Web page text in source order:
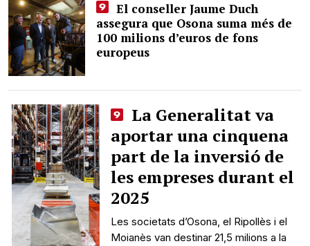
El conseller Jaume Duch
assegura que Osona suma més de
100 milions d’euros de fons
europeus
La Generalitat va
aportar una cinquena
part de la inversió de
les empreses durant el
2025
Les societats d’Osona, el Ripollès i el
Moianès van destinar 21,5 milions a la